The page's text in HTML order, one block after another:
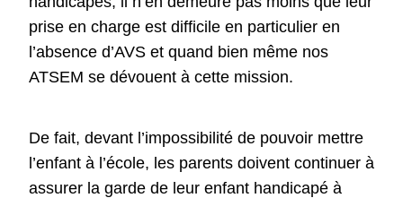
prise en charge est difficile en particulier en
l’absence d’AVS et quand bien même nos
ATSEM se dévouent à cette mission.
De fait, devant l’impossibilité de pouvoir mettre
l’enfant à l’école, les parents doivent continuer à
assurer la garde de leur enfant handicapé à